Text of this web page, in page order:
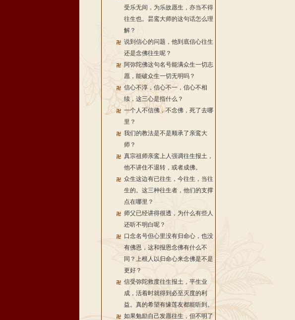
受乐无间，为乐故愿生，亦当不得
往生也。昙鸾大师的这句话怎么理
解？
说到信心的问题，他到底信心往生
还是念佛往生呢？
阿弥陀佛这句名号能满众生一切志
愿，能破众生一切无明吗？
信心不淳，信心不一，信心不相
续，这三心是指什么？
一个人不信佛，不念佛，死了去哪
里？
我们的教法是不是顺承了亲鸾大
师？
真宗祖师亲鸾上人强调往生报土，
他不讲住不退转，或者成佛。
众生这边有已往生，今往生，当往
生的。这三种往生者，他们的支撑
点在哪里？
师父已经讲得很透，为什么有些人
还听不明白呢？
口念名号但心里没有归命心，也没
有佛恩，这和报恩念佛有什么不
同？上根人以归命心来念佛是不是
更好？
信受弥陀救度往生报土，平生业
成，活着时就得到必至灭度的利
益。真的希望有缘莲友都能听到。
如果勉励自己发愿往生，但不明了